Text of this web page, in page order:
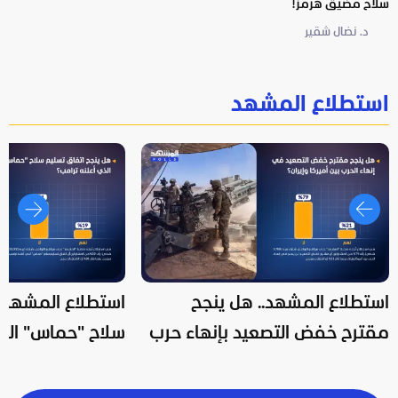
سلاح مضيق هرمز!
د. نضال شقير
استطلاع المشهد
استطلاع المشهد.. هل ينجح
مقترح خفض التصعيد بإنهاء حرب
استطلاع
سلاح "حماس"